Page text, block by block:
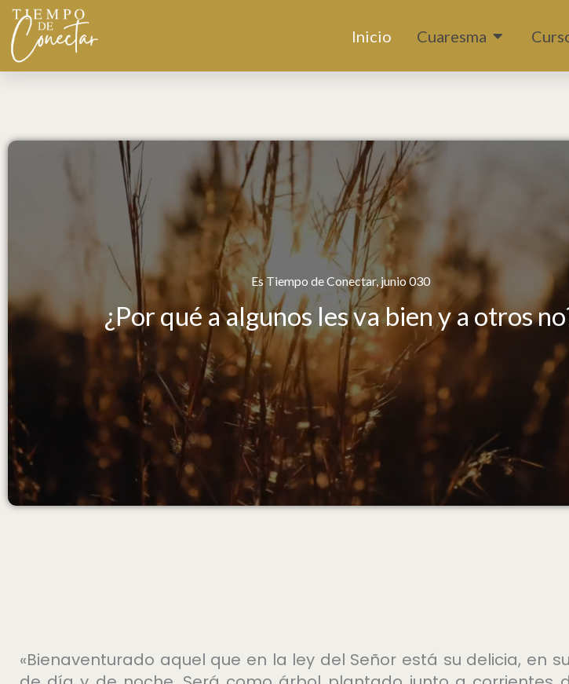
contenido
Inicio Cuaresma Abrir Cuaresma
Devocional 030 junio
Es Tiempo de Conectar, junio 030
¿Por qué a algunos les va bien y a otros
«Bienaventurado aquel que en la ley del Señor está su delicia, en